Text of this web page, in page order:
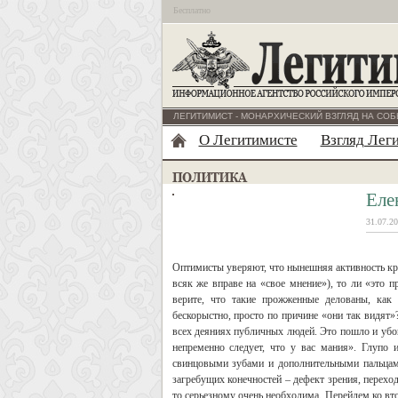
Бесплатно
ЛЕГИТИМИСТ - МОНАРХИЧЕСКИЙ ВЗГЛЯД НА
О Легитимисте Взгляд
Оптимисты уверяют, что нынешняя активность красной пропаганды в достаточной мере безобидна: то ли дурью маются отдельные люди (а всяк же вправе на «свое мнение»), то ли «это правительство отвлекает народ от насущных проблем». Ах, всерьёз ли вы, дорогие мои, верите, что такие прожженные делованы, как Прилепин, Леонтьев с Прохановым и Шевченком пойдут ломать какие-либо копья бескорыстно, просто по причине «они так видят»? Да вы шутники. По чести сказать, я терпеть не могу сетевой манеры искать выгоду во всех деяниях публичных людей. Это пошло и убого. Но, как гласит народная мудрость: «если вам кажется, что за вами следят, из этого не непременно следует, что у вас мания». Глупо искать выгоды в действиях каждого. Не менее глупо отрицать ее, глядя на ребят со свинцовыми зубами и дополнительными пальцами на руках. Да что там пальцами: это Шивы какие-то, и не видеть их множественных загребущих конечностей – дефект зрения, переходящий в дефект интеллекта. Если эти хлопцы заняты красной пропагандой, то оная кому-то серьезному очень необходима. Перейдем ко второму предположению, на которое сетевые мыслители любят многозначительно морщить лоб. Оно первого и не исключает. Итак, «правительство отвлекает». Ну, коли отвлекает, так ему бы работать на обе стороны конфликта, чтоб тема «красного-белого» достигла высокого накала. Не так ли? Правительству же «наплевать», что там дурачки спорят о красном-белом пути, ему б «отвлечь от главного»? Только конфликта никто сверху не раздувает. Напротив, конфликт пытаются закатать в бетон. Идет мощнейшее финансирование красных медиа. Назову ресурсы Хазина с Делягиным, «Изборский клуб», колоссальный пиар Прилепина на Донбассе. Опять же «Суть времени», со всевозможными ответвлениями наподобие группы «Веселый чекист». (Группа, кстати, абсолютно экстремистская, если исходить из действующего законодательства, но чувствует себя в полной безопасности). Уж про газету «Завтра» и напоминать смешно. Это огромные вложения, между тем, как Добровольцы снова, как сто лет назад, идут в бой разутыми и раздетыми. Из всех достойных современных идеологов и историков, кого я знаю лично, никто толком не сводит концов с концами. Все вменяемые патриотические ресурсы делаются на коленке. И еще существенный нюанс: помимо богачества красных медиа, на центральных каналах, официальных и «больших», вроде бы нейтральных, львиная доля эфирного времени также предоставляется новым красным, необольшевикам, нуворужам. Последнее время у сверхрейтингового Соловьева появился новый любимец. Нет, мы, конечно, понимаем, что ждать особо частого появления русских людей на Соловьевских эфирах было бы даже странным. Но антикоммуниста Авигдора Эскина (к которому у автора этих строк свои претензии, но хоть не в этом вопросе) сменил другой гражданин Израиля – Яков Кедми. Сионист-сталинист: все изумленно танцуют польку-бабочку. А гражданин чужой страны учит нас жить: «Россия удивительная страна. Нет ни одной страны в мире, которая так любит втаптывать в грязь свою историю». Если «Сталин – наша история», то «Гитлер – история Германии». Мне почему-то кажется, что Гитлера еще больше втоптали в грязь. Бедный втоптанный в грязь Алоизьевич! Как он «заботился о своем народе»! Экономику, между прочим, поднимал, с коррупцией боролся. Брешете, Кедми! Брешете, как последняя Брешко-Брешковская. Моя история – это гениальный Вавилов, а не его фактический убийца Джугашвили, гениальный Королёв, без которого бы не было отечественного Космоса, а не те, кто покалечил